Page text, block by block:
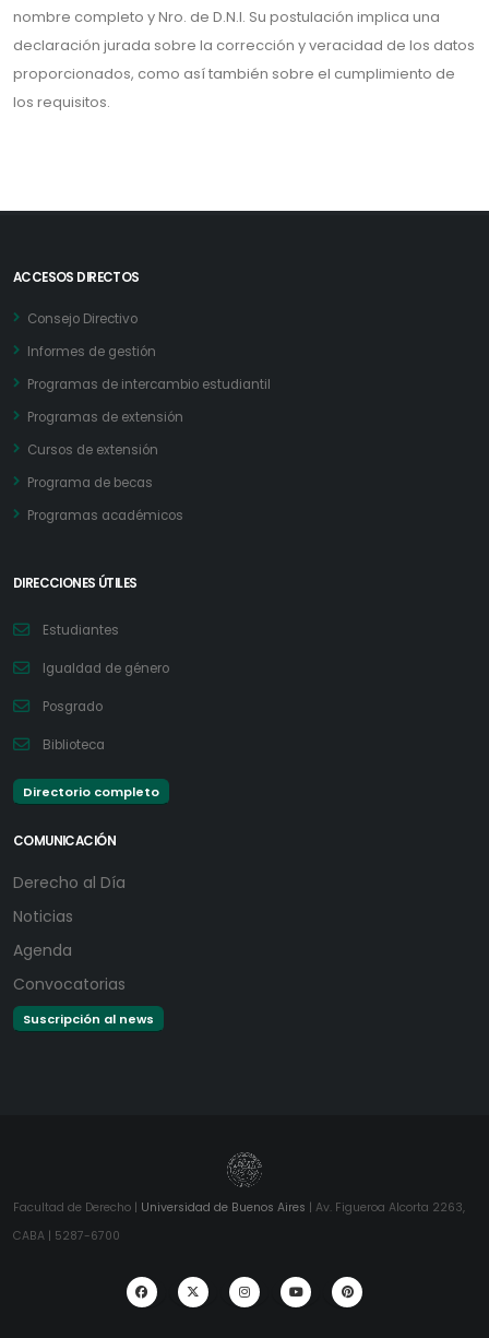
nombre completo y Nro. de D.N.I. Su postulación implica una
declaración jurada sobre la corrección y veracidad de los datos
proporcionados, como así también sobre el cumplimiento de
los requisitos.
ACCESOS DIRECTOS
Consejo Directivo
Informes de gestión
Programas de intercambio estudiantil
Programas de extensión
Cursos de extensión
Programa de becas
Programas académicos
DIRECCIONES ÚTILES
Estudiantes
Igualdad de género
Posgrado
Biblioteca
Directorio completo
COMUNICACIÓN
Derecho al Día
Noticias
Agenda
Convocatorias
Suscripción al news
Facultad de Derecho | Universidad de Buenos Aires | Av. Figueroa Alcorta 2263,
CABA | 5287-6700